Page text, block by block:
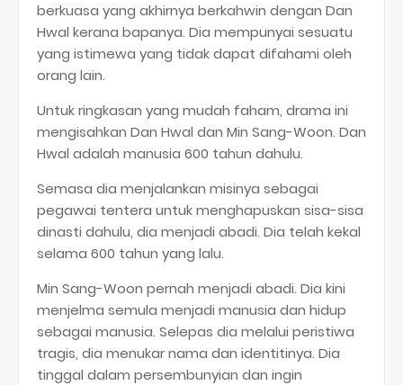
berkuasa yang akhirnya berkahwin dengan Dan
Hwal kerana bapanya. Dia mempunyai sesuatu
yang istimewa yang tidak dapat difahami oleh
orang lain.
Untuk ringkasan yang mudah faham, drama ini
mengisahkan Dan Hwal dan Min Sang-Woon. Dan
Hwal adalah manusia 600 tahun dahulu.
Semasa dia menjalankan misinya sebagai
pegawai tentera untuk menghapuskan sisa-sisa
dinasti dahulu, dia menjadi abadi. Dia telah kekal
selama 600 tahun yang lalu.
Min Sang-Woon pernah menjadi abadi. Dia kini
menjelma semula menjadi manusia dan hidup
sebagai manusia. Selepas dia melalui peristiwa
tragis, dia menukar nama dan identitinya. Dia
tinggal dalam persembunyian dan ingin